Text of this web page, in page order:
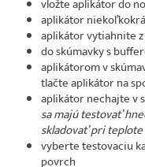
vložte aplikátor do
aplikátor
aplikátor vytiahnite
do skúmavky s
aplikátorom v
tlačte aplikátor na
aplikátor nechajte v
sa majú testovať
skladovať pri teplote
vyberte testovaciu
povrch